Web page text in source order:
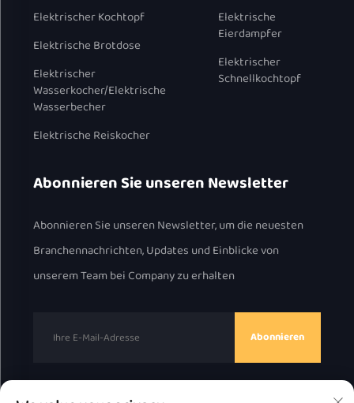
Elektrischer Kochtopf
Elektrische Brotdose
Elektrischer
Wasserkocher/Elektrische
Wasserbecher
Elektrische Reiskocher
Elektrische
Eierdampfer
Elektrischer
Schnellkochtopf
Abonnieren Sie unseren Newsletter
Abonnieren Sie unseren Newsletter, um die neuesten
Branchennachrichten, Updates und Einblicke von
unserem Team bei Company zu erhalten
Abonnieren